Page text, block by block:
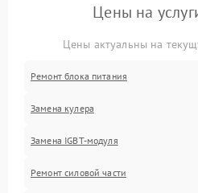
Цены на
Цены актуальны на
Ремонт блока питания
Замена кулера
Замена IGBT-модуля
Ремонт силовой части